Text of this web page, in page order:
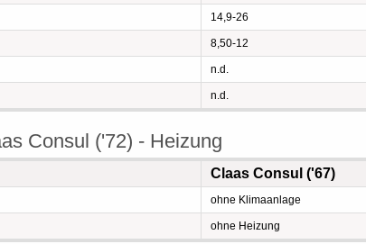
14,9-26
8,50-12
n.d.
n.d.
Consul ('72) - Heizung
Claas Consul ('67)
ohne Klimaanlage
ohne Heizung